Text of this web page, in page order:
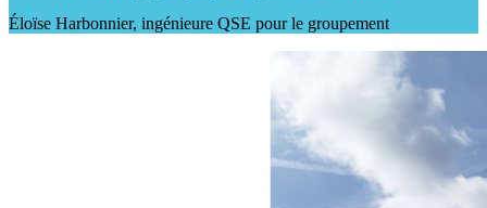
Éloïse Harbonnier, ingénieure QSE pour le groupement